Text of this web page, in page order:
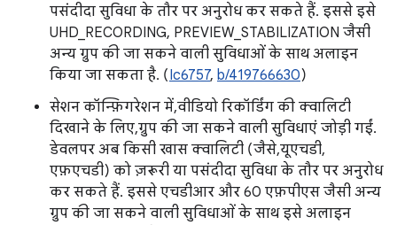
पसंदीदा सुविधा के तौर पर अनुरोध कर सकते हैं. इससे इसे
UHD_RECORDING, PREVIEW_STABILIZATION जैसी
अन्य ग्रुप की जा सकने वाली सुविधाओं के साथ अलाइन
किया जा सकता है. (Ic6757, b/419766630)
सेशन कॉन्फ़िगरेशन में, वीडियो रिकॉर्डिंग की क्वालिटी
दिखाने के लिए, ग्रुप की जा सकने वाली सुविधाएं जोड़ी गईं.
डेवलपर अब किसी खास क्वालिटी (जैसे, यूएचडी,
एफ़एचडी) को ज़रूरी या पसंदीदा सुविधा के तौर पर अनुरोध
कर सकते हैं. इससे एचडीआर और 60 एफ़पीएस जैसी अन्य
ग्रुप की जा सकने वाली सुविधाओं के साथ इसे अलाइन